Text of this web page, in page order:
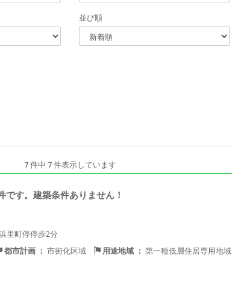
並び順
7件中 7件表示しています
です。建築条件ありません！
里町停停歩2分
都市計画 ： 市街化区域 用途地域 ： 第一種低層住居専用地域